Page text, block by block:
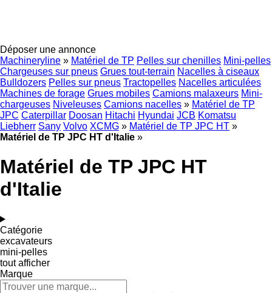
Déposer une annonce
Machineryline » Matériel de TP Pelles sur chenilles Mini-pelles
Chargeuses sur pneus Grues tout-terrain Nacelles à ciseaux
Bulldozers Pelles sur pneus Tractopelles Nacelles articulées
Machines de forage Grues mobiles Camions malaxeurs Mini-
chargeuses Niveleuses Camions nacelles » Matériel de TP
JPC Caterpillar Doosan Hitachi Hyundai JCB Komatsu
Liebherr Sany Volvo XCMG » Matériel de TP JPC HT »
Matériel de TP JPC HT d'Italie »
Matériel de TP JPC HT
d'Italie
Catégorie
excavateurs
mini-pelles
tout afficher
Marque